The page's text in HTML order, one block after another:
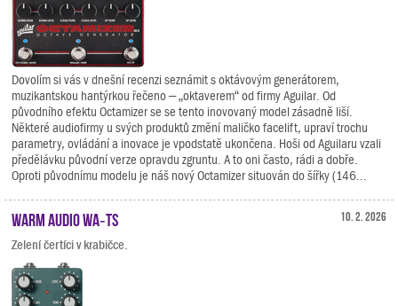
Dovolím si vás v dnešní recenzi seznámit s oktávovým generátorem,
muzikantskou hantýrkou řečeno – „oktaverem“ od firmy Aguilar. Od
původního efektu Octamizer se se tento inovovaný model zásadně liší.
Některé audiofirmy u svých produktů změní maličko facelift, upraví trochu
parametry, ovládání a inovace je vpodstatě ukončena. Hoši od Aguilaru vzali
předělávku původní verze opravdu zgruntu. A to oni často, rádi a dobře.
Oproti původnímu modelu je náš nový Octamizer situován do šířky (146...
10. 2. 2026
Warm Audio WA‑TS
Zelení čertíci v krabičce.